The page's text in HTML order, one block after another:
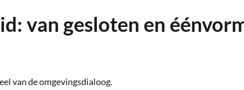
van gesloten en
van de omgevingsdialoog.